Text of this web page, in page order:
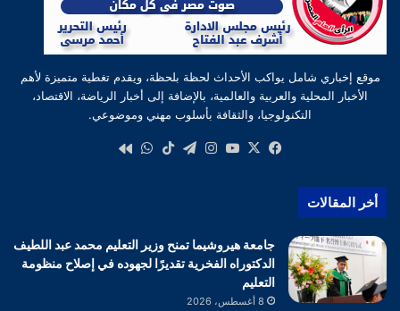
موقع إخباري شامل يواكب الأحداث لحظة بلحظة، ويقدم تغطية متميزة لأهم
الأخبار المحلية والعربية والعالمية، بالإضافة إلى أخبار الرياضة، الاقتصاد،
التكنولوجيا، والثقافة بأسلوب مهني وموضوعي.
فيسبوك
‫X
‫YouTube
انستقرام
تيلقرام‫TikTokواتساب
أخر المقالات
جامعة هيروشيما تمنح وزير التعليم محمد عبد اللطيف
الدكتوراه الفخرية تقديرًا لجهوده في إصلاح منظومة
التعليم
8 أغسطس، 2026